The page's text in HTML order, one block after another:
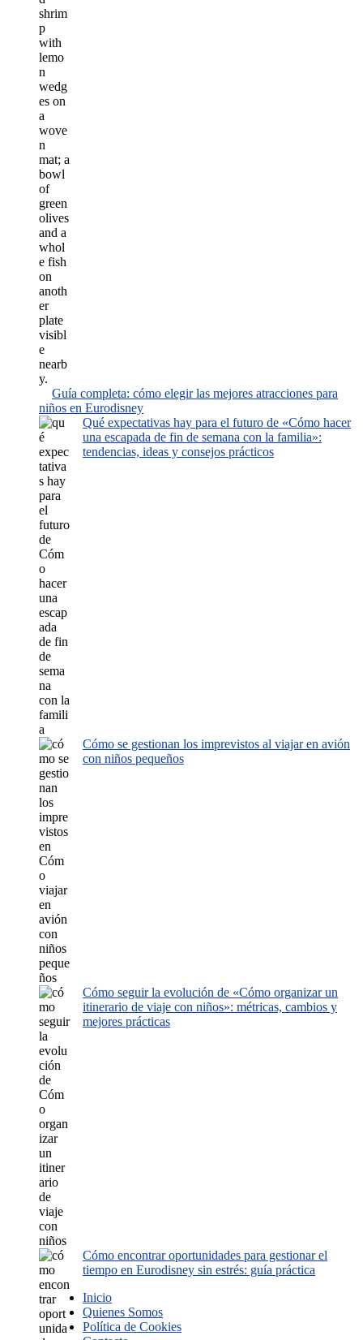
Guía completa: cómo elegir las mejores atracciones para
niños en Eurodisney
Qué expectativas hay para el futuro de «Cómo hacer
una escapada de fin de semana con la familia»:
tendencias, ideas y consejos prácticos
Cómo se gestionan los imprevistos al viajar en avión
con niños pequeños
Cómo seguir la evolución de «Cómo organizar un
itinerario de viaje con niños»: métricas, cambios y
mejores prácticas
Cómo encontrar oportunidades para gestionar el
tiempo en Eurodisney sin estrés: guía práctica
Inicio
Quienes Somos
Política de Cookies